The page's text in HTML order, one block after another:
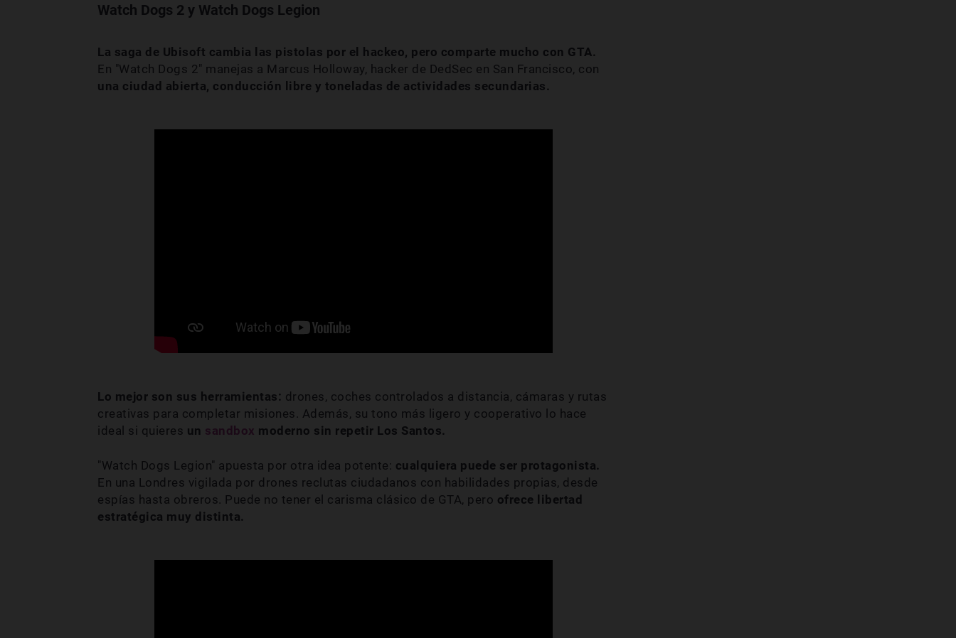
Watch Dogs 2 y Watch Dogs Legion
La saga de Ubisoft cambia las pistolas por el hackeo, pero comparte mucho con GTA.
En "Watch Dogs 2" manejas a Marcus Holloway, hacker de DedSec en San Francisco, con
una ciudad abierta, conducción libre y toneladas de actividades secundarias.
Lo mejor son sus herramientas: drones, coches controlados a distancia, cámaras y rutas
creativas para completar misiones. Además, su tono más ligero y cooperativo lo hace
ideal si quieres un sandbox moderno sin repetir Los Santos.
"Watch Dogs Legion" apuesta por otra idea potente: cualquiera puede ser protagonista.
En una Londres vigilada por drones reclutas ciudadanos con habilidades propias, desde
espías hasta obreros. Puede no tener el carisma clásico de GTA, pero ofrece libertad
estratégica muy distinta.